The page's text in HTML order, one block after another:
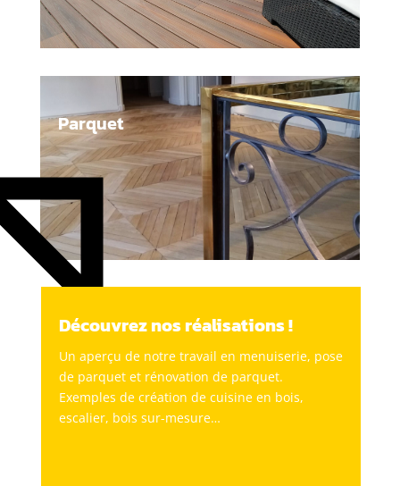
Parquet
Découvrez nos réalisations !
Un aperçu de notre travail en menuiserie, pose
de parquet et rénovation de parquet.
Exemples de création de cuisine en bois,
escalier, bois sur-mesure…